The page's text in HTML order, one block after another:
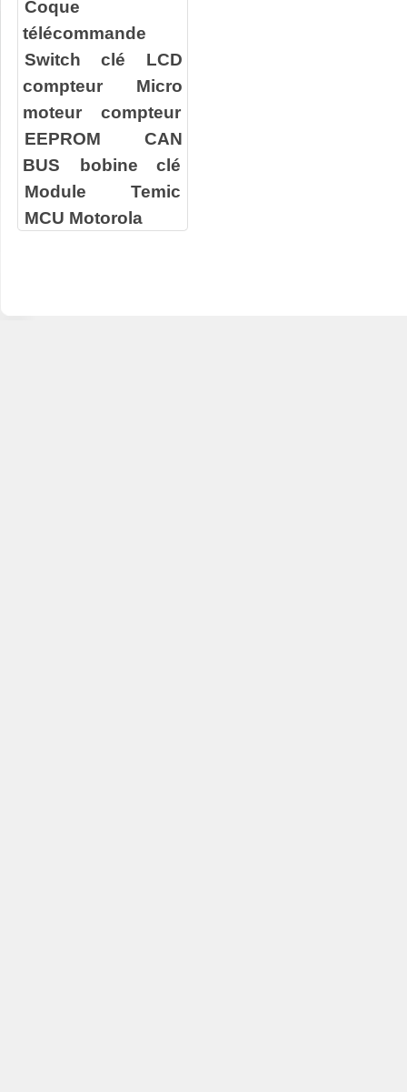
Coque
télécommande
Switch clé
LCD
compteur
Micro
moteur compteur
EEPROM
CAN
BUS
bobine clé
Module Temic
MCU Motorola